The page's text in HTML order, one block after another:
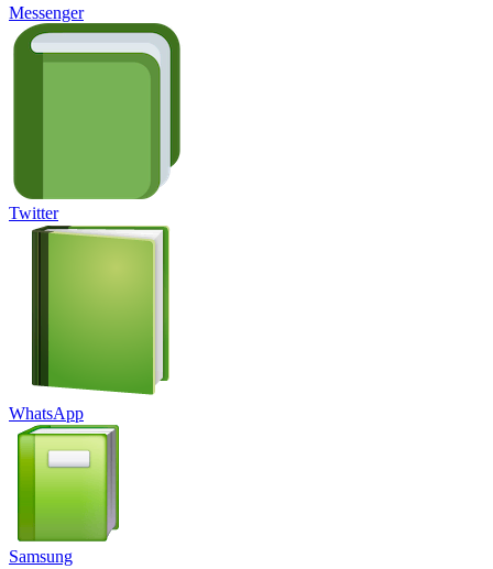
Messenger
Twitter
WhatsApp
Samsung